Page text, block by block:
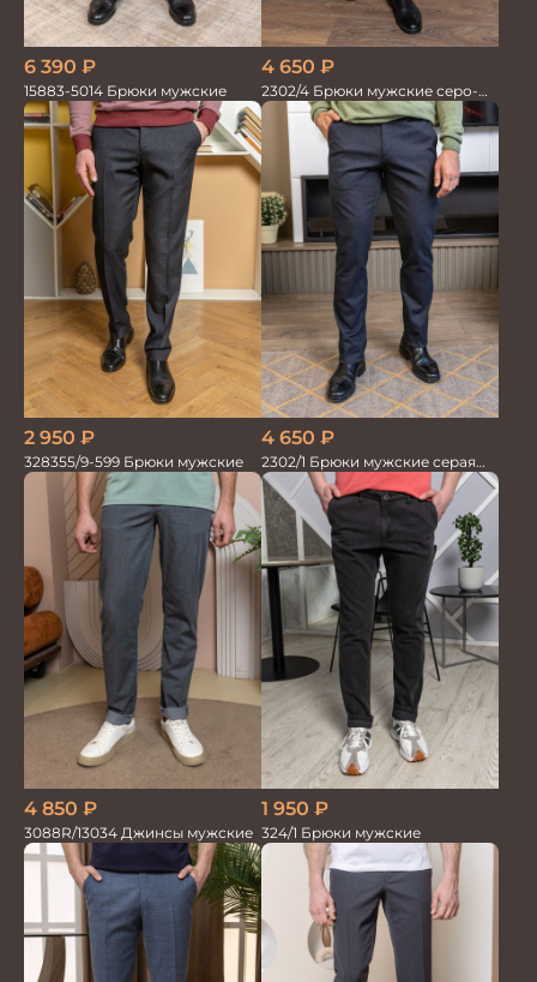
6 390 ₽
15883-5014 Брюки мужские
4 650 ₽
2302/4 Брюки мужские серо-
синие
2 950 ₽
328355/9-599 Брюки мужские
4 650 ₽
2302/1 Брюки мужские серая
елка
4 850 ₽
3088R/13034 Джинсы мужские
1 950 ₽
324/1 Брюки мужские